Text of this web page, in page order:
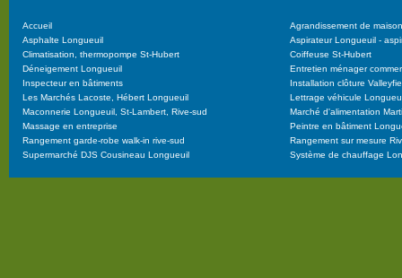
Accueil
Agrandissement de
Asphalte Longueuil
Aspirateur Longueuil -
Climatisation, thermopompe St-Hubert
Coiffeuse St-Hubert
Déneigement Longueuil
Entretien ménager
Inspecteur en bâtiments
Installation clôture
Les Marchés Lacoste, Hébert Longueuil
Lettrage véhicule
Maconnerie Longueuil, St-Lambert, Rive-sud
Marché d'alimentation
Massage en entreprise
Peintre en bâtiment
Rangement garde-robe walk-in rive-sud
Rangement sur mesure
Supermarché DJS Cousineau Longueuil
Système de chauffage